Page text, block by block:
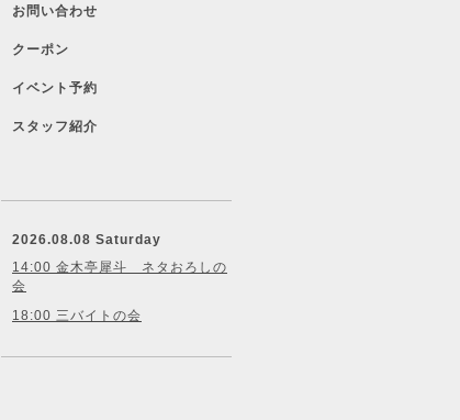
お問い合わせ
クーポン
イベント予約
スタッフ紹介
2026.08.08 Saturday
14:00 金木亭犀斗 ネタおろしの
会
18:00 三バイトの会